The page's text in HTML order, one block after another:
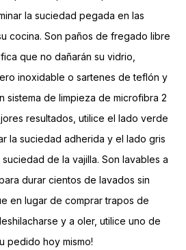
la suciedad pegada en las
cocina. Son paños de fregado libre
que no dañarán su vidrio,
inoxidable o sartenes de teflón y
sistema de limpieza de microfibra 2
resultados, utilice el lado verde
la suciedad adherida y el lado gris
de la vajilla. Son lavables a
durar cientos de lavados sin
en lugar de comprar trapos de
y a oler, utilice uno de
pedido hoy mismo!